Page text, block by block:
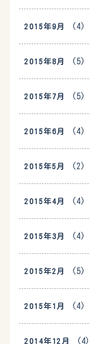
2015年9月 (4)
2015年8月 (5)
2015年7月 (5)
2015年6月 (4)
2015年5月 (2)
2015年4月 (4)
2015年3月 (4)
2015年2月 (5)
2015年1月 (4)
2014年12月 (4)